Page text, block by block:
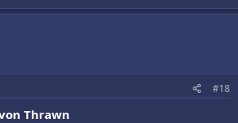
#18
von Thrawn